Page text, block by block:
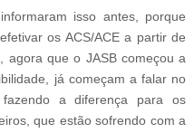
isso antes, porque
os ACS/ACE a partir de
agora que o JASB começou a
já começam a falar no
a diferença para os
que estão sofrendo com a